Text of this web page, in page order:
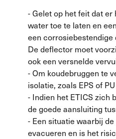
- Gelet op het feit dat
water toe te laten en
een corrosiebestendige
De deflector moet
ook een versnelde
- Om koudebruggen te
isolatie, zoals EPS of
- Indien het ETICS zich
de goede aansluiting
- Een situatie waarbij
evacueren en is het